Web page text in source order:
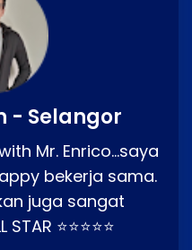
- Selangor
Mr. Enrico…saya
bekerja sama.
juga sangat
⭐⭐⭐⭐⭐